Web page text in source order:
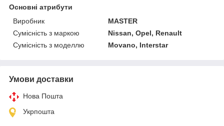
Основні атрибути
Виробник
MASTER
Сумісність з маркою
Nissan, Opel, Renault
Сумісність з моделлю
Movano, Interstar
Умови доставки
Нова Пошта
Укрпошта